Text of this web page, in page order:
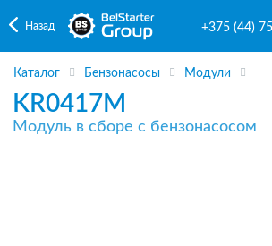
Назад +375 (44)
Каталог Бензонасосы Модули
KR0417M
Модуль в сборе с бензонасосом